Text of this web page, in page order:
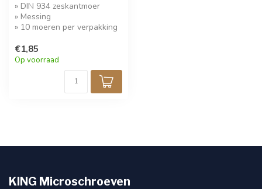
» DIN 934 zeskantmoer
» Messing
» 10 moeren per verpakking
€1,85
Op voorraad
KING Microschroeven